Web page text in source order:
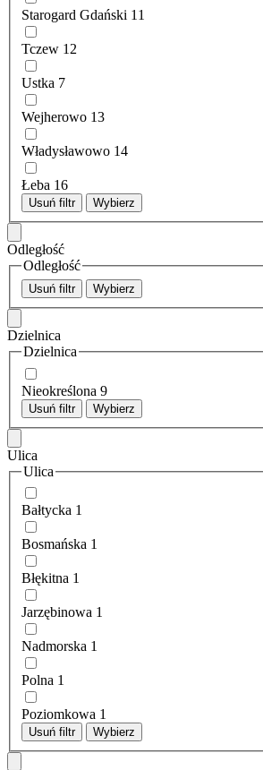
Starogard Gdański 11
Tczew 12
Ustka 7
Wejherowo 13
Władysławowo 14
Łeba 16
Usuń filtr Wybierz
Odległość
Odległość
Usuń filtr Wybierz
Dzielnica
Dzielnica
Nieokreślona 9
Usuń filtr Wybierz
Ulica
Ulica
Bałtycka 1
Bosmańska 1
Błękitna 1
Jarzębinowa 1
Nadmorska 1
Polna 1
Poziomkowa 1
Usuń filtr Wybierz